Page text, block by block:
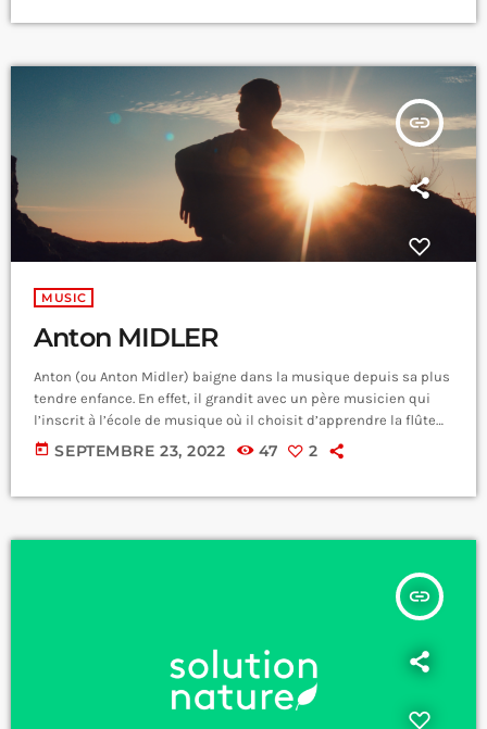
insert_link
MUSIC
Anton MIDLER
Anton (ou Anton Midler) baigne dans la musique depuis sa plus
tendre enfance. En effet, il grandit avec un père musicien qui
l’inscrit à l’école de musique où il choisit d’apprendre la flûte
traversière. Ensuite, il apprend le piano et la guitare en
autodidacte. Il produit également des sons de musique
today SEPTEMBRE 23, 2022 47 2
insert_link